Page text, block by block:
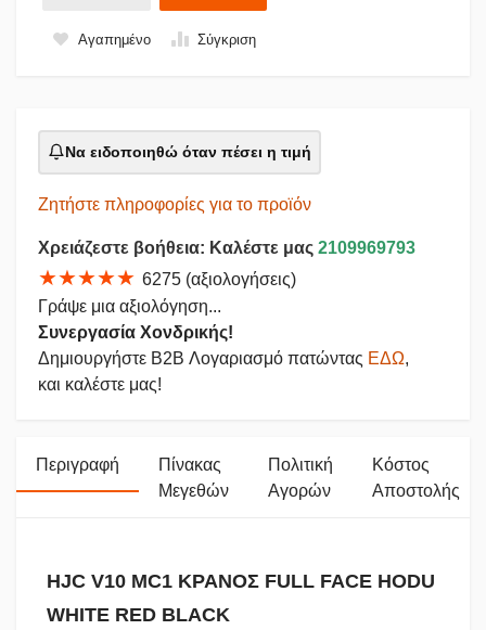
Αγαπημένο Σύγκριση
Να ειδοποιηθώ όταν πέσει η τιμή
Ζητήστε πληροφορίες για το προϊόν
Χρειάζεστε βοήθεια: Καλέστε μας 2109969793
★★★★★ 6275 (αξιολογήσεις)
Γράψε μια αξιολόγηση...
Συνεργασία Χονδρικής!
Δημιουργήστε B2B Λογαριασμό πατώντας ΕΔΩ,
και καλέστε μας!
Περιγραφή
Πίνακας
Μεγεθών
Πολιτική
Αγορών
Κόστος
Αποστολής
HJC V10 MC1 ΚΡΑΝΟΣ FULL FACE HODU
WHITE RED BLACK